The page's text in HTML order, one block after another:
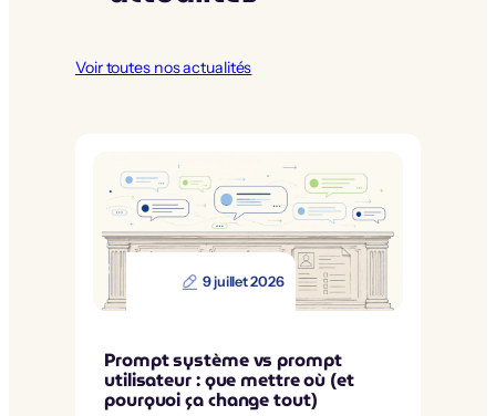
Voir toutes nos actualités
9 juillet 2026
Prompt système vs prompt
utilisateur : que mettre où (et
pourquoi ça change tout)